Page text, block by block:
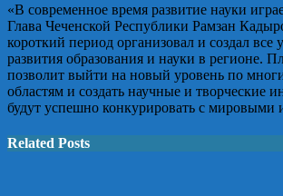
«В современное время развитие науки
Глава Чеченской Республики Рамзан
короткий период организовал и создал все
развития образования и науки в регионе.
позволит выйти на новый уровень по
областям и создать научные и творческие
будут успешно конкурировать с мировыми
Related Posts